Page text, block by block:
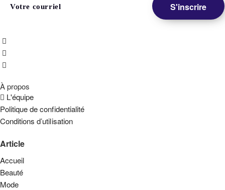
À propos
L'équipe
Politique de confidentialité
Conditions d’utilisation
Article
Accueil
Beauté
Mode